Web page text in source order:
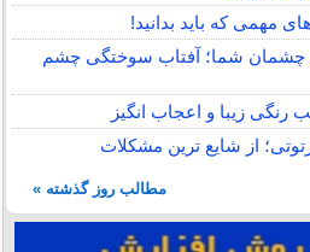
مهمی که باید بدانید!
شما؛ آفتاب سوختگی چشم
رنگی زیبا و اعجاب انگیز
از شایع ترین مشکلات
مطالب روز گذشته »